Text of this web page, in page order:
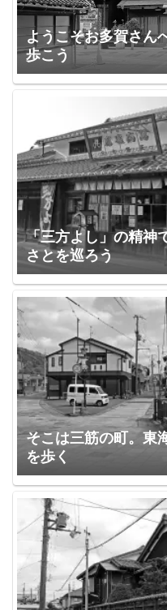
ようこそお多賀さん
歩こう
「三方よし」の精神
さとを巡ろう
そこは三筋の町。東
を歩く